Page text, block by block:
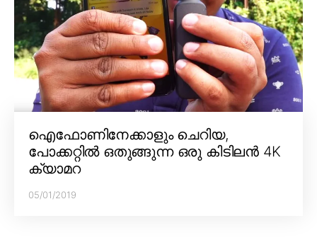
ഐഫോണിനേക്കാളും ചെറിയ,
പോക്കറ്റിൽ ഒതുങ്ങുന്ന ഒരു കിടിലൻ 4K
ക്യാമറ
05/01/2019